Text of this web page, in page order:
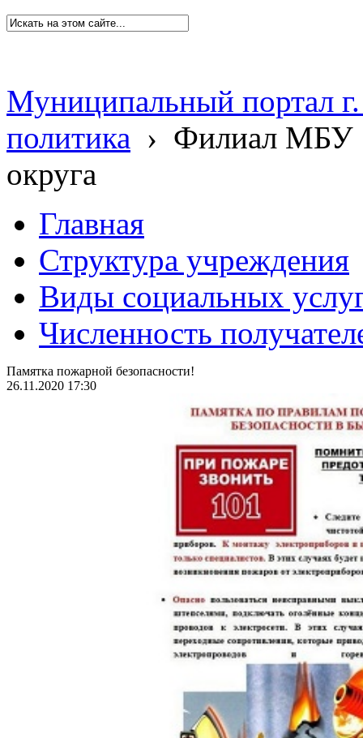
Муниципальный портал
политика › Филиал МБУ
округа
Главная
Структура учреждения
Виды социальных
Численность
Памятка пожарной безопасности!
26.11.2020 17:30